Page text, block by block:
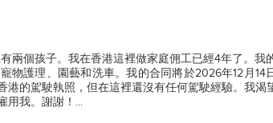
兩個孩子。我在香港這裡做家庭佣工已經4年了。我
物護理、園藝和洗車。我的合同將於2026年12月14
港的駕駛執照，但在這裡還沒有任何駕駛經驗。我渴
用我。謝謝！...